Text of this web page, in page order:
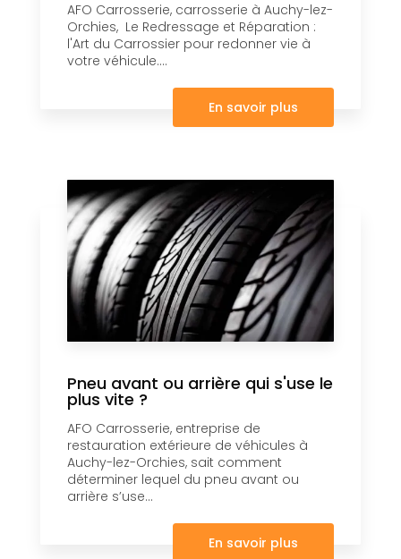
AFO Carrosserie, carrosserie à Auchy-lez-
Orchies, Le Redressage et Réparation :
l'Art du Carrossier pour redonner vie à
votre véhicule....
En savoir plus
Pneu avant ou arrière qui s'use le
plus vite ?
AFO Carrosserie, entreprise de
restauration extérieure de véhicules à
Auchy-lez-Orchies, sait comment
déterminer lequel du pneu avant ou
arrière s’use...
En savoir plus